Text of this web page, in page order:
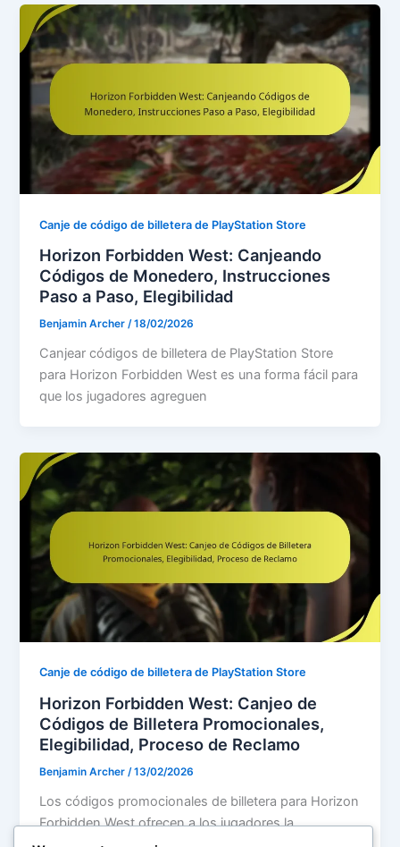
Canje de código de billetera de PlayStation Store
Horizon Forbidden West: Canjeando
Códigos de Monedero, Instrucciones
Paso a Paso, Elegibilidad
Benjamin Archer/18/02/2026
Canjear códigos de billetera de PlayStation Store
para Horizon Forbidden West es una forma fácil para
que los jugadores agreguen
Canje de código de billetera de PlayStation Store
Horizon Forbidden West: Canjeo de
Códigos de Billetera Promocionales,
Elegibilidad, Proceso de Reclamo
Benjamin Archer/13/02/2026
Los códigos promocionales de billetera para Horizon
Forbidden West ofrecen a los jugadores la